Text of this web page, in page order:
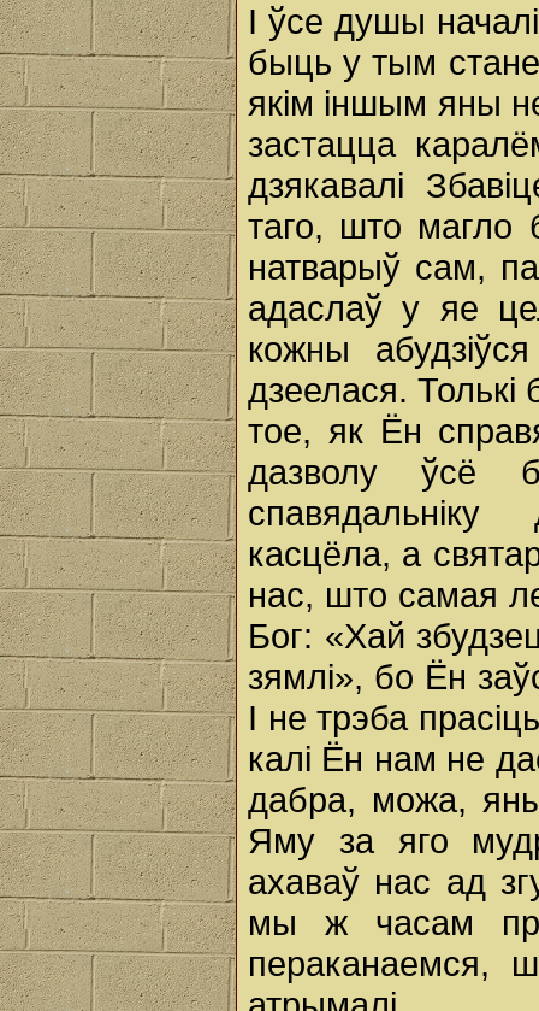
I ўсе душы
быць у тым
якім іншым яны
застацца
дзякавалі
таго, што магло
натварыў сам,
адаслаў у яе
кожны
дзеелася.
тое, як Ён
дазволу ўсё
касцёла, а
нас, што самая
Бог: «Хай
зямлі», бо Ён
I не трэба
калі Ён нам не
дабра, можа,
Яму за яго
ахаваў нас ад
мы ж часам
пераканаемся,